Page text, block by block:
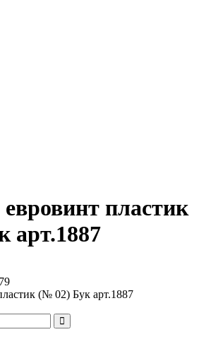
пластик
арт.1887
(№ 02) Бук арт.1887